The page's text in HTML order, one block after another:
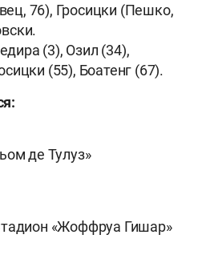
76), Гросицки (Пешко,
(3), Озил (34),
(55), Боатенг (67).
де Тулуз»
«Жоффруа Гишар»